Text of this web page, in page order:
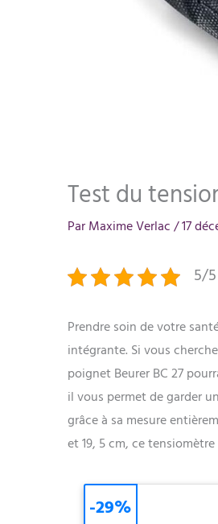
Test du
ParMaxime Verlac/17
5/
Prendre soin de votre
intégrante. Si vous
poignet Beurer BC 27
il vous permet de garder
grâce à sa mesure
et 19, 5 cm, ce
-29%